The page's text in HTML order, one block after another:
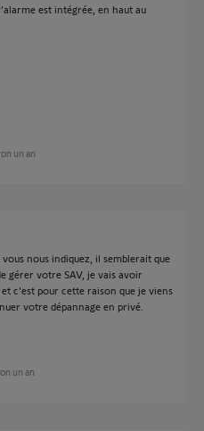
est intégrée, en haut au
un an
nous indiquez, il semblerait que
gérer votre SAV, je vais avoir
c'est pour cette raison que je viens
votre dépannage en privé.
un an